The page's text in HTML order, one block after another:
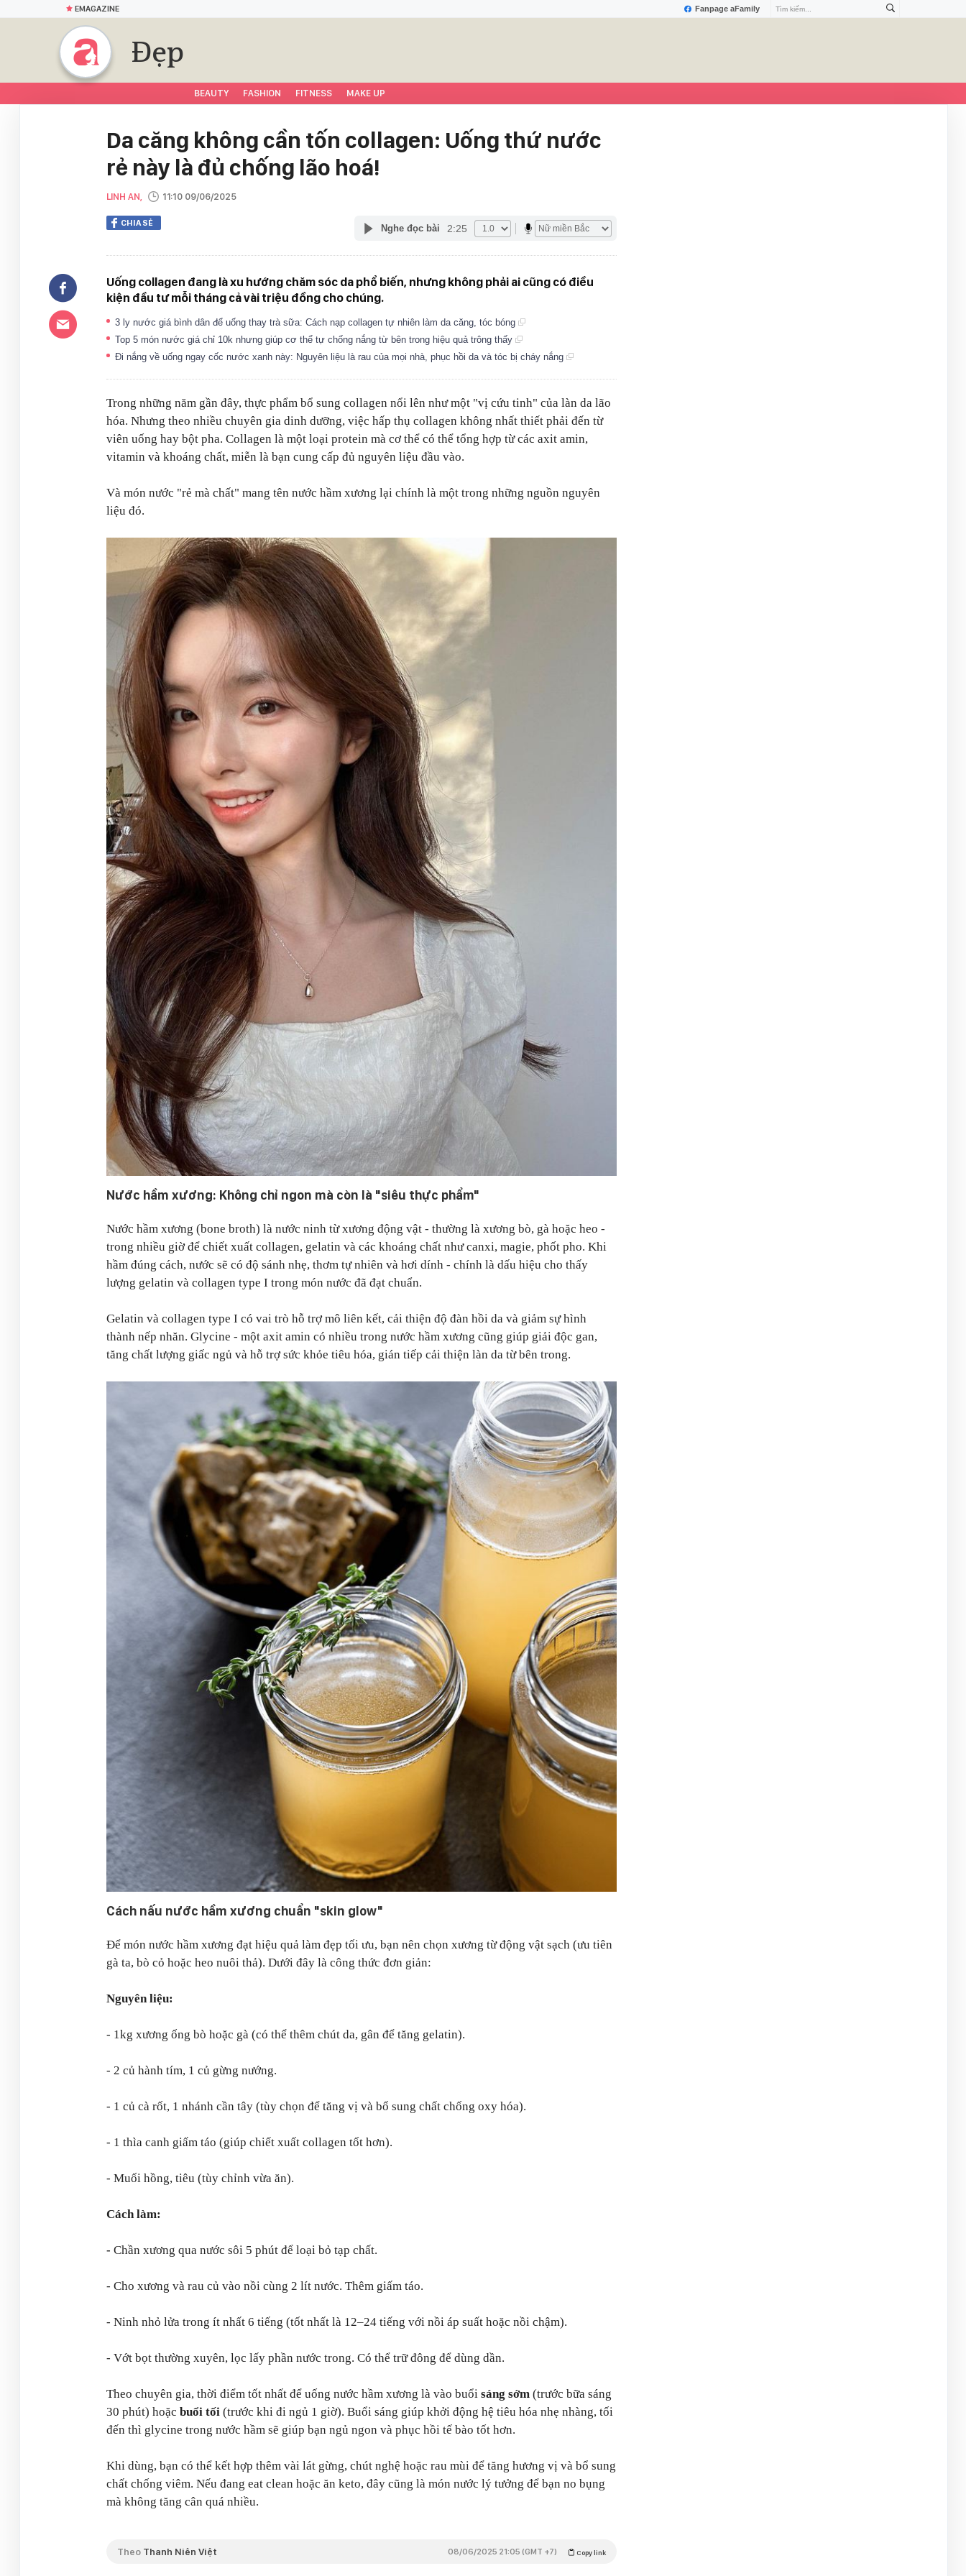
Fanpage aFamily
EMAGAZINE
Đẹp
BEAUTY FASHION FITNESS MAKE UP
Da căng không cần tốn collagen: Uống thứ nước
rẻ này là đủ chống lão hoá!
LINH AN, 11:10 09/06/2025
CHIA SẺ Nghe đọc bài 2:25
Uống collagen đang là xu hướng chăm sóc da phổ biến, nhưng không phải ai cũng có điều
kiện đầu tư mỗi tháng cả vài triệu đồng cho chúng.
3 ly nước giá bình dân để uống thay trà sữa: Cách nạp collagen tự nhiên làm da căng, tóc bóng
Top 5 món nước giá chỉ 10k nhưng giúp cơ thể tự chống nắng từ bên trong hiệu quả trông thấy
Đi nắng về uống ngay cốc nước xanh này: Nguyên liệu là rau của mọi nhà, phục hồi da và tóc bị cháy nắng
Trong những năm gần đây, thực phẩm bổ sung collagen nổi lên như một "vị cứu tinh" của làn da lão
hóa. Nhưng theo nhiều chuyên gia dinh dưỡng, việc hấp thụ collagen không nhất thiết phải đến từ
viên uống hay bột pha. Collagen là một loại protein mà cơ thể có thể tổng hợp từ các axit amin,
vitamin và khoáng chất, miễn là bạn cung cấp đủ nguyên liệu đầu vào.
Và món nước "rẻ mà chất" mang tên nước hầm xương lại chính là một trong những nguồn nguyên
liệu đó.
Nước hầm xương: Không chỉ ngon mà còn là "siêu thực phẩm"
Nước hầm xương (bone broth) là nước ninh từ xương động vật - thường là xương bò, gà hoặc heo -
trong nhiều giờ để chiết xuất collagen, gelatin và các khoáng chất như canxi, magie, phốt pho. Khi
hầm đúng cách, nước sẽ có độ sánh nhẹ, thơm tự nhiên và hơi dính - chính là dấu hiệu cho thấy
lượng gelatin và collagen type I trong món nước đã đạt chuẩn.
Gelatin và collagen type I có vai trò hỗ trợ mô liên kết, cải thiện độ đàn hồi da và giảm sự hình
thành nếp nhăn. Glycine - một axit amin có nhiều trong nước hầm xương cũng giúp giải độc gan,
tăng chất lượng giấc ngủ và hỗ trợ sức khỏe tiêu hóa, gián tiếp cải thiện làn da từ bên trong.
Cách nấu nước hầm xương chuẩn "skin glow"
Để món nước hầm xương đạt hiệu quả làm đẹp tối ưu, bạn nên chọn xương từ động vật sạch (ưu tiên
gà ta, bò cỏ hoặc heo nuôi thả). Dưới đây là công thức đơn giản:
Nguyên liệu:
- 1kg xương ống bò hoặc gà (có thể thêm chút da, gân để tăng gelatin).
- 2 củ hành tím, 1 củ gừng nướng.
- 1 củ cà rốt, 1 nhánh cần tây (tùy chọn để tăng vị và bổ sung chất chống oxy hóa).
- 1 thìa canh giấm táo (giúp chiết xuất collagen tốt hơn).
- Muối hồng, tiêu (tùy chỉnh vừa ăn).
Cách làm:
- Chần xương qua nước sôi 5 phút để loại bỏ tạp chất.
- Cho xương và rau củ vào nồi cùng 2 lít nước. Thêm giấm táo.
- Ninh nhỏ lửa trong ít nhất 6 tiếng (tốt nhất là 12–24 tiếng với nồi áp suất hoặc nồi chậm).
- Vớt bọt thường xuyên, lọc lấy phần nước trong. Có thể trữ đông để dùng dần.
Theo chuyên gia, thời điểm tốt nhất để uống nước hầm xương là vào buổi sáng sớm (trước bữa sáng
30 phút) hoặc buổi tối (trước khi đi ngủ 1 giờ). Buổi sáng giúp khởi động hệ tiêu hóa nhẹ nhàng, tối
đến thì glycine trong nước hầm sẽ giúp bạn ngủ ngon và phục hồi tế bào tốt hơn.
Khi dùng, bạn có thể kết hợp thêm vài lát gừng, chút nghệ hoặc rau mùi để tăng hương vị và bổ sung
chất chống viêm. Nếu đang eat clean hoặc ăn keto, đây cũng là món nước lý tưởng để bạn no bụng
mà không tăng cân quá nhiều.
Theo Thanh Niên Việt Copy link
08/06/2025 21:05 (GMT +7)